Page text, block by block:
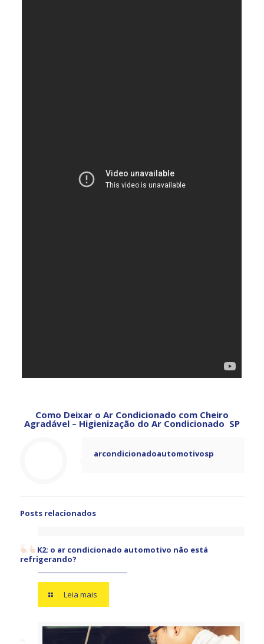
Como Deixar o Ar Condicionado com Cheiro
Agradável – Higienização do Ar Condicionado SP
arcondicionadoautomotivosp
Posts relacionados
K2: o ar condicionado automotivo não está
refrigerando?
Leia mais